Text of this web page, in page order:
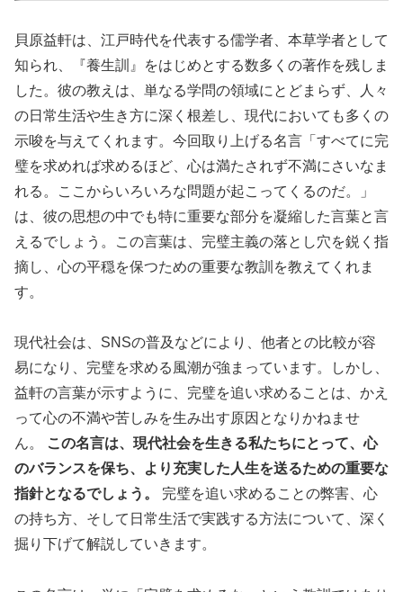
貝原益軒は、江戸時代を代表する儒学者、本草学者として
知られ、『養生訓』をはじめとする数多くの著作を残しま
した。彼の教えは、単なる学問の領域にとどまらず、人々
の日常生活や生き方に深く根差し、現代においても多くの
示唆を与えてくれます。今回取り上げる名言「すべてに完
璧を求めれば求めるほど、心は満たされず不満にさいなま
れる。ここからいろいろな問題が起こってくるのだ。」
は、彼の思想の中でも特に重要な部分を凝縮した言葉と言
えるでしょう。この言葉は、完璧主義の落とし穴を鋭く指
摘し、心の平穏を保つための重要な教訓を教えてくれま
す。
現代社会は、SNSの普及などにより、他者との比較が容
易になり、完璧を求める風潮が強まっています。しかし、
益軒の言葉が示すように、完璧を追い求めることは、かえ
って心の不満や苦しみを生み出す原因となりかねませ
ん。
この名言は、現代社会を生きる私たちにとって、心
のバランスを保ち、より充実した人生を送るための重要な
指針となるでしょう。
完璧を追い求めることの弊害、心
の持ち方、そして日常生活で実践する方法について、深く
掘り下げて解説していきます。